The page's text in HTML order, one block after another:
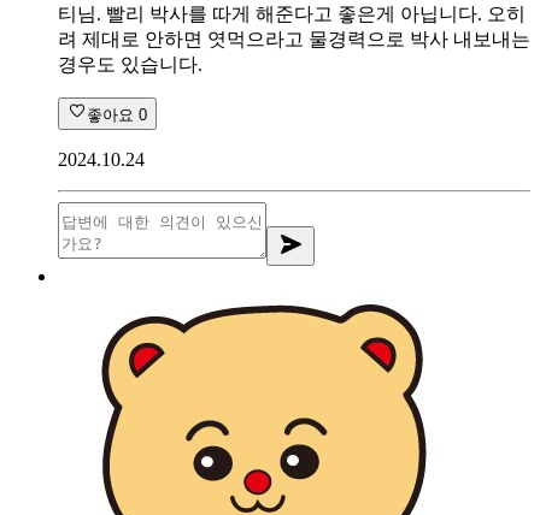
티님. 빨리 박사를 따게 해준다고 좋은게 아닙니다. 오히
려 제대로 안하면 엿먹으라고 물경력으로 박사 내보내는
경우도 있습니다.
좋아요 0
2024.10.24